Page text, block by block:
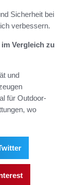
Sicherheit bei
verbessern.
Vergleich zu
und
für Outdoor-
wo